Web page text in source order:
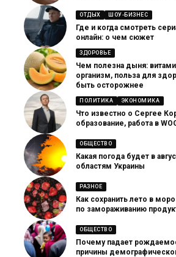
ОТДЫХ ШОУ-БИЗНЕС
Где и когда смотреть
онлайн: о чем сюжет
ЗДОРОВЬЕ
Чем полезна дыня:
организм, польза для
быть осторожнее
ПОЛИТИКА ЭКОНОМИКА
Что известно о Сергее
образование, работа в
ОБЩЕСТВО
Какая погода будет в
областям Украины
РАЗНОЕ
Как сохранить лето в
по замораживанию
ОБЩЕСТВО
Почему падает
причины